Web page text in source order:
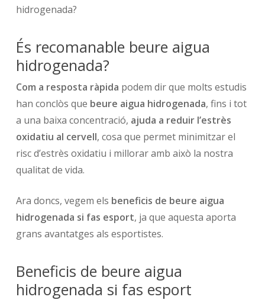
hidrogenada?
És recomanable beure aigua
hidrogenada?
Com a resposta ràpida podem dir que molts estudis
han conclòs que beure aigua hidrogenada, fins i tot
a una baixa concentració, ajuda a reduir l’estrès
oxidatiu al cervell, cosa que permet minimitzar el
risc d’estrès oxidatiu i millorar amb això la nostra
qualitat de vida.
Ara doncs, vegem els beneficis de beure aigua
hidrogenada si fas esport, ja que aquesta aporta
grans avantatges als esportistes.
Beneficis de beure aigua
hidrogenada si fas esport